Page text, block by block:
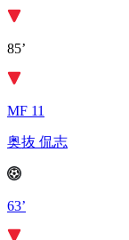
85’
MF 11
奥抜 侃志
63’